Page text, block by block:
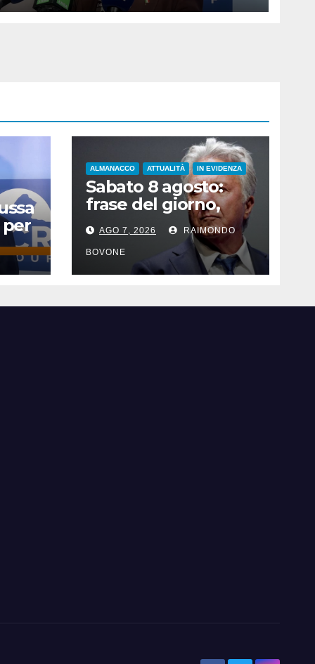
per
ALMANACCO ATTUALITÀ IN EVIDENZA
Sabato 8 agosto:
frase del giorno,
santi del giorno, nati
famosi, accadde
oggi
AGO 7, 2026 RAIMONDO
BOVONE